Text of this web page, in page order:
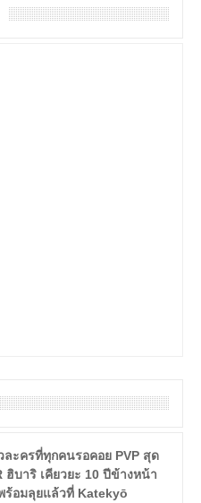
ละครที่ทุกคนรอคอย PVP สุด
ฮิบาริ เคียวยะ 10 ปีข้างหน้า
ร้อมลุยแล้วที่ Katekyō